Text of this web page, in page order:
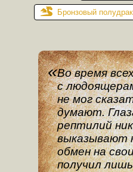
Бронзовый
Во время
с
не мог
думают.
рептилий
выказывают
обмен на
получил